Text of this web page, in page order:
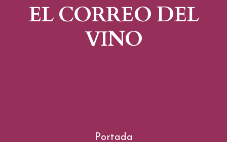
EL CORREO DEL
VINO
Portada